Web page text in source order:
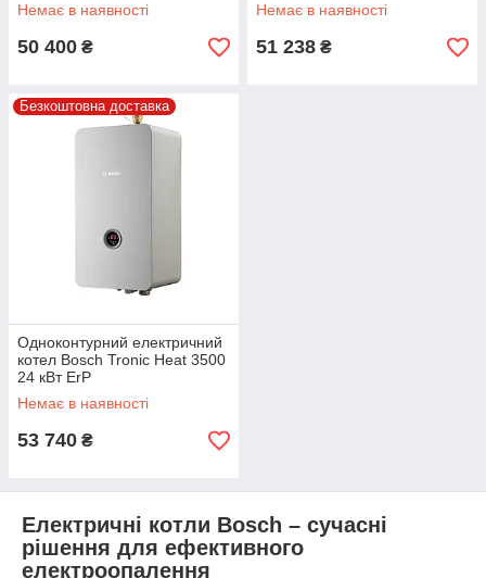
Немає в наявності
50 400 ₴
Немає в наявності
51 238 ₴
Безкоштовна доставка
Одноконтурний електричний
котел Bosch Tronic Heat 3500
24 кВт ErP
Немає в наявності
53 740 ₴
Електричні котли Bosch – сучасні
рішення для ефективного
електроопалення